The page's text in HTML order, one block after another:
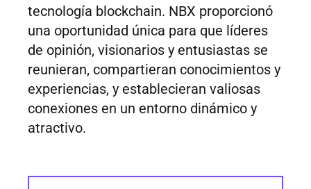
tecnología blockchain. NBX proporcionó
una oportunidad única para que líderes
de opinión, visionarios y entusiastas se
reunieran, compartieran conocimientos y
experiencias, y establecieran valiosas
conexiones en un entorno dinámico y
atractivo.